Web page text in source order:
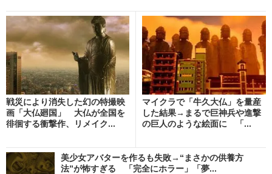
戦災により消失した幻の特撮映
画「大仏廻国」 大仏が全国を
徘徊する衝撃作、リメイク...
マイクラで「牛久大仏」を量産
した結果→まるで巨神兵や進撃
の巨人のような絵面に 「...
美少女アバターを作るも失敗→“まさかの供養方
法”が怖すぎる 「完全にホラー」「夢...